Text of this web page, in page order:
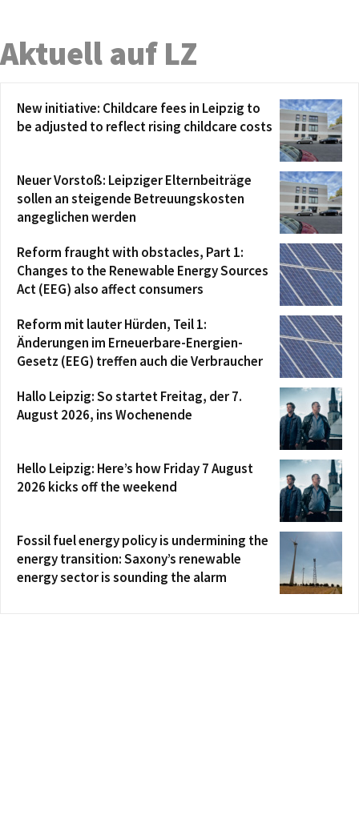
Aktuell auf LZ
New initiative: Childcare fees in Leipzig to
be adjusted to reflect rising childcare costs
Neuer Vorstoß: Leipziger Elternbeiträge
sollen an steigende Betreuungskosten
angeglichen werden
Reform fraught with obstacles, Part 1:
Changes to the Renewable Energy Sources
Act (EEG) also affect consumers
Reform mit lauter Hürden, Teil 1:
Änderungen im Erneuerbare-Energien-
Gesetz (EEG) treffen auch die Verbraucher
Hallo Leipzig: So startet Freitag, der 7.
August 2026, ins Wochenende
Hello Leipzig: Here’s how Friday 7 August
2026 kicks off the weekend
Fossil fuel energy policy is undermining the
energy transition: Saxony’s renewable
energy sector is sounding the alarm